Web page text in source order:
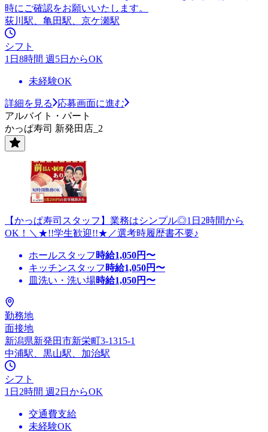
時にご確認をお願いいたします。
荻川駅、亀田駅、京ケ瀬駅
シフト
1日8時間 週5日からOK
未経験OK
詳細を見る
応募画面に進む
アルバイト・パート
かっぱ寿司 新発田店_2
【かっぱ寿司スタッフ】業務はシンプル◎1日2時間から
OK！＼★!!学生歓迎!!★／選考時履歴書不要♪
ホールスタッフ 時給1,050円〜
キッチンスタッフ 時給1,050円〜
皿洗い・洗い場時給1,050円〜
勤務地
面接地
新潟県新発田市新栄町3-1315-1
中浦駅、黒山駅、加治駅
シフト
1日2時間 週2日からOK
交通費支給
未経験OK